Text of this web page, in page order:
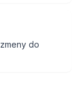
do